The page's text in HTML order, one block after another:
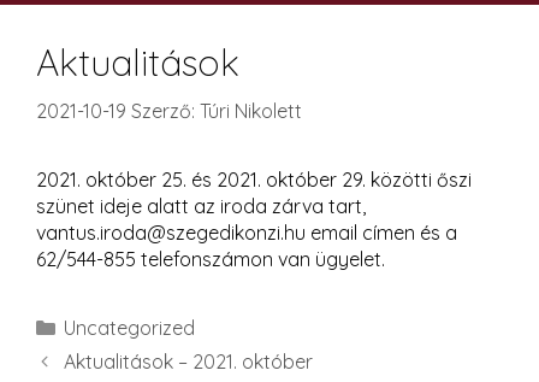
Aktualitások
2021-10-19 Szerző: Túri Nikolett
2021. október 25. és 2021. október 29. közötti őszi
szünet ideje alatt az iroda zárva tart,
vantus.iroda@szegedikonzi.hu email címen és a
62/544-855 telefonszámon van ügyelet.
Kategória
Uncategorized
Aktualitások – 2021. október